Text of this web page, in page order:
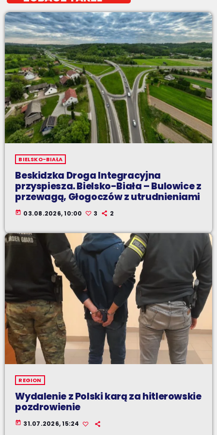
BIELSKO-BIAŁA
Beskidzka Droga Integracyjna
przyspiesza. Bielsko-Biała – Bulowice z
przewagą, Głogoczów z utrudnieniami
today 03.08.2026, 10:00 3 2
REGION
Wydalenie z Polski karą za hitlerowskie
pozdrowienie
today 31.07.2026, 15:24